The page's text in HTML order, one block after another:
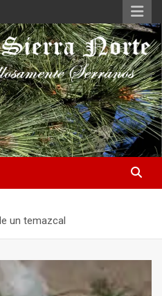
Norte
un temazcal